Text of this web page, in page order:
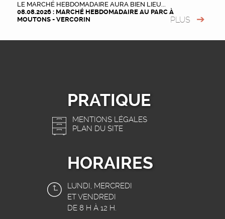
LE MARCHÉ HEBDOMADAIRE AURA BIEN LIEU...
08.08.2026 : MARCHÉ HEBDOMADAIRE AU PARC À
MOUTONS - VERCORIN
PLUS
PRATIQUE
MENTIONS LÉGALES
PLAN DU SITE
HORAIRES
LUNDI, MERCREDI
ET VENDREDI
DE 8 H À 12 H.